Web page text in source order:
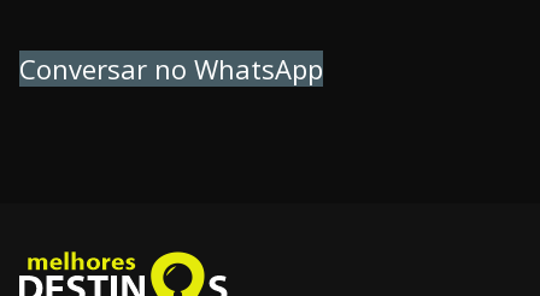
Conversar no WhatsApp